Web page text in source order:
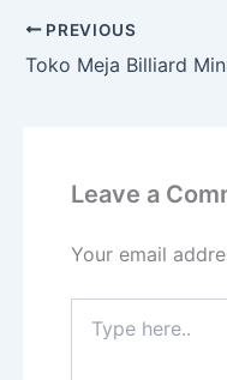
PREVIOUS
Leave a
Your email
here..